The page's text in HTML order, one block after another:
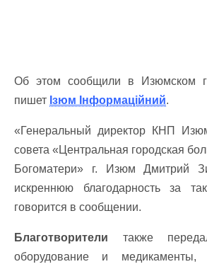
Об этом сообщили в Изюмском
пишет Ізюм Інформаційний.
«Генеральный директор КНП
совета «Центральная городская
Богоматери» г. Изюм Дмитрий
искреннюю благодарность за
говорится в сообщении.
Благотворители также
оборудование и медикаменты,